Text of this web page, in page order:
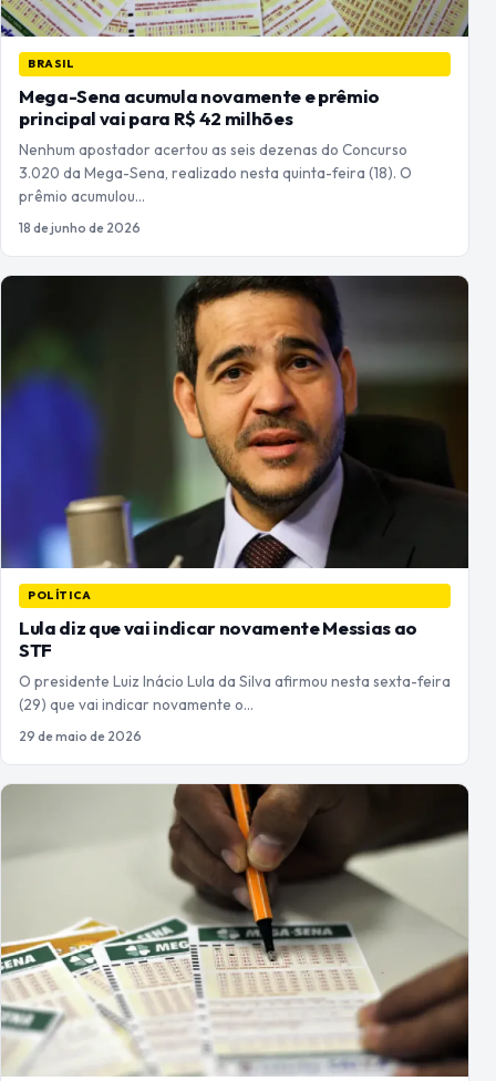
BRASIL
Mega-Sena acumula novamente e prêmio
principal vai para R$ 42 milhões
Nenhum apostador acertou as seis dezenas do Concurso
3.020 da Mega-Sena, realizado nesta quinta-feira (18). O
prêmio acumulou…
18 de junho de 2026
POLÍTICA
Lula diz que vai indicar novamente Messias ao
STF
O presidente Luiz Inácio Lula da Silva afirmou nesta sexta-feira
(29) que vai indicar novamente o…
29 de maio de 2026